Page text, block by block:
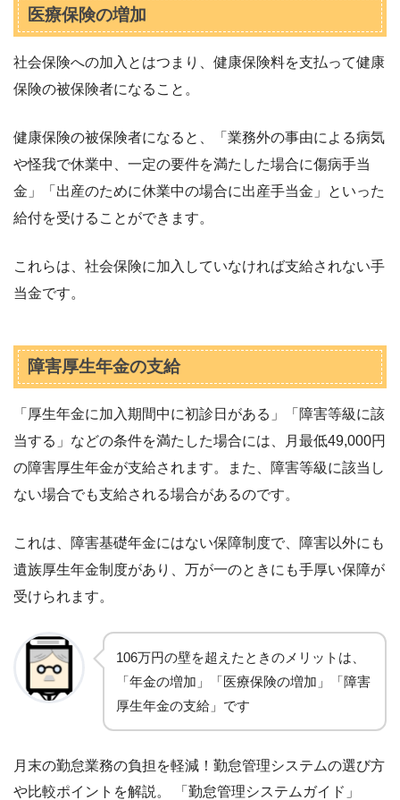
医療保険の増加
社会保険への加入とはつまり、健康保険料を支払って健康
保険の被保険者になること。
健康保険の被保険者になると、「業務外の事由による病気
や怪我で休業中、一定の要件を満たした場合に傷病手当
金」「出産のために休業中の場合に出産手当金」といった
給付を受けることができます。
これらは、社会保険に加入していなければ支給されない手
当金です。
障害厚生年金の支給
「厚生年金に加入期間中に初診日がある」「障害等級に該
当する」などの条件を満たした場合には、月最低49,000円
の障害厚生年金が支給されます。また、障害等級に該当し
ない場合でも支給される場合があるのです。
これは、障害基礎年金にはない保障制度で、障害以外にも
遺族厚生年金制度があり、万が一のときにも手厚い保障が
受けられます。
106万円の壁を超えたときのメリットは、
「年金の増加」「医療保険の増加」「障害
厚生年金の支給」です
月末の勤怠業務の負担を軽減！勤怠管理システムの選び方
や比較ポイントを解説。 「勤怠管理システムガイド」